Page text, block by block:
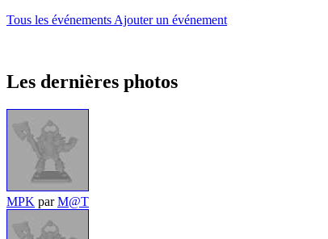
Tous les événements Ajouter un événement
Les dernières photos
MPK parM@T